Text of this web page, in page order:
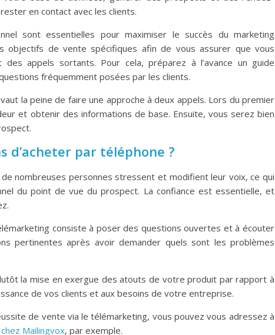
en contact avec les clients.
sont essentielles pour maximiser le succès du marketing
objectifs de vente spécifiques afin de vous assurer que vous
appels sortants. Pour cela, préparez à l’avance un guide
fréquemment posées par les clients.
la peine de faire une approche à deux appels. Lors du premier
et obtenir des informations de base. Ensuite, vous serez bien
d’acheter par téléphone ?
nombreuses personnes stressent et modifient leur voix, ce qui
du point de vue du prospect. La confiance est essentielle, et
consiste à poser des questions ouvertes et à écouter
pertinentes après avoir demander quels sont les problèmes
la mise en exergue des atouts de votre produit par rapport à
de vos clients et aux besoins de votre entreprise.
de vente via le télémarketing, vous pouvez vous adressez à
Mailingvox, par exemple.